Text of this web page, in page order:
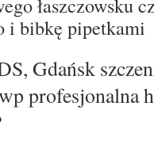
i bibkę pipetkami
Gdańsk
profesjonalna